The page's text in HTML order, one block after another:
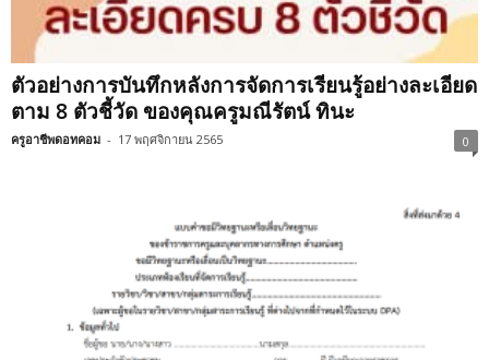
ตัวอย่างการบันทึกหลังการจัดการเรียนรู้อย่างละเอียด
ตาม 8 ตัวชี้วัด ของคุณครูมณีรัตน์ ทินะ
ครูอาชีพดอทคอม - 17 พฤศจิกายน 2565 0